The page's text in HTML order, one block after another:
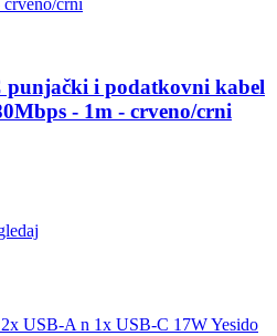
punjački i podatkovni kabel
- 1m - crveno/crni